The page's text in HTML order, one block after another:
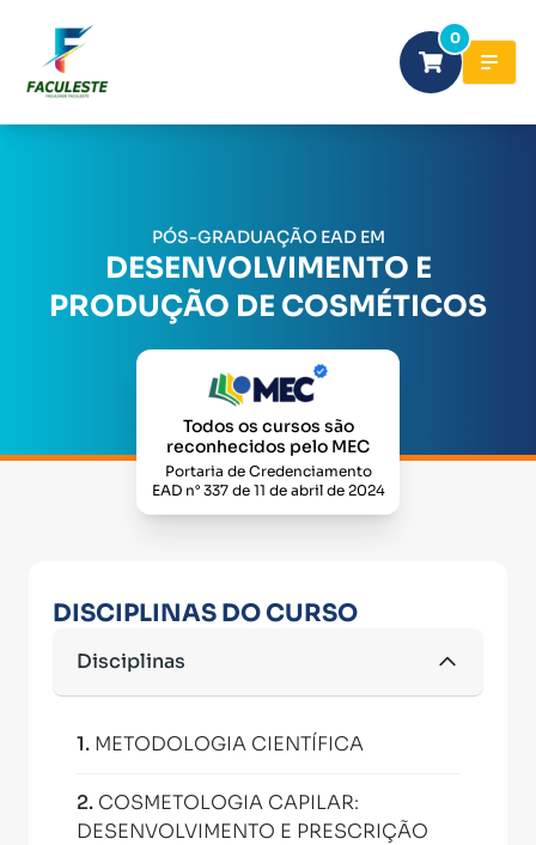
0
PÓS-GRADUAÇÃO EAD EM
DESENVOLVIMENTO E
PRODUÇÃO DE COSMÉTICOS
Todos os cursos são
reconhecidos pelo MEC
Portaria de Credenciamento
EAD n° 337 de 11 de abril de 2024
DISCIPLINAS DO CURSO
Disciplinas
1. METODOLOGIA CIENTÍFICA
2. COSMETOLOGIA CAPILAR:
DESENVOLVIMENTO E PRESCRIÇÃO